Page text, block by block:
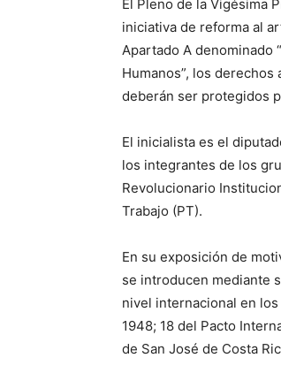
El Pleno de la Vigésima
iniciativa de reforma al
Apartado A denominado
Humanos”, los
deberán ser protegidos
El inicialista es el
los integrantes de los
Revolucionario
Trabajo (PT).
En su exposición de
se introducen mediante
nivel internacional en
1948; 18 del Pacto
de San José de Costa